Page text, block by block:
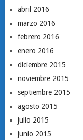
abril 2016
marzo 2016
febrero 2016
enero 2016
diciembre 2015
noviembre 2015
septiembre 2015
agosto 2015
julio 2015
junio 2015